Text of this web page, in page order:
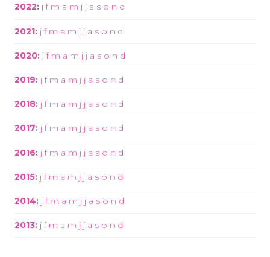
2022: j f m a m j j a s o n d
2021: j f m a m j j a s o n d
2020: j f m a m j j a s o n d
2019: j f m a m j j a s o n d
2018: j f m a m j j a s o n d
2017: j f m a m j j a s o n d
2016: j f m a m j j a s o n d
2015: j f m a m j j a s o n d
2014: j f m a m j j a s o n d
2013: j f m a m j j a s o n d